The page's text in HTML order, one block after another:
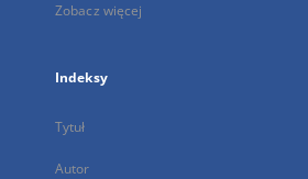
Zobacz więcej
Indeksy
Tytuł
Autor